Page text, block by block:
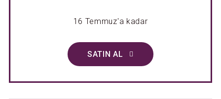
16 Temmuz'a kadar
SATIN AL